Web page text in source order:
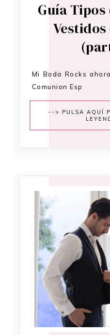
Guía Tipos
Mi Boda Rocks
Comunion Esp
--> PULSA AQUÍ